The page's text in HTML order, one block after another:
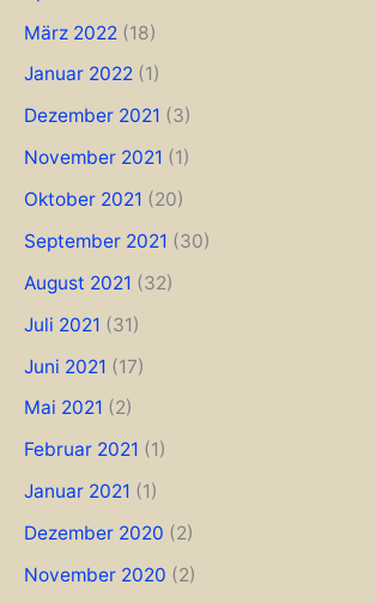
März 2022 (18)
Januar 2022 (1)
Dezember 2021 (3)
November 2021 (1)
Oktober 2021 (20)
September 2021 (30)
August 2021 (32)
Juli 2021 (31)
Juni 2021 (17)
Mai 2021 (2)
Februar 2021 (1)
Januar 2021 (1)
Dezember 2020 (2)
November 2020 (2)